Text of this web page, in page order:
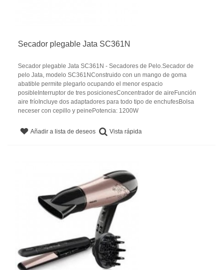
Secador plegable Jata SC361N
Secador plegable Jata SC361N - Secadores de Pelo.Secador de
pelo Jata, modelo SC361NConstruido con un mango de goma
abatible permite plegarlo ocupando el menor espacio
posibleInterruptor de tres posicionesConcentrador de aireFunción
aire fríoIncluye dos adaptadores para todo tipo de enchufesBolsa
neceser con cepillo y peinePotencia: 1200W
Añadir a lista de deseos Vista rápida